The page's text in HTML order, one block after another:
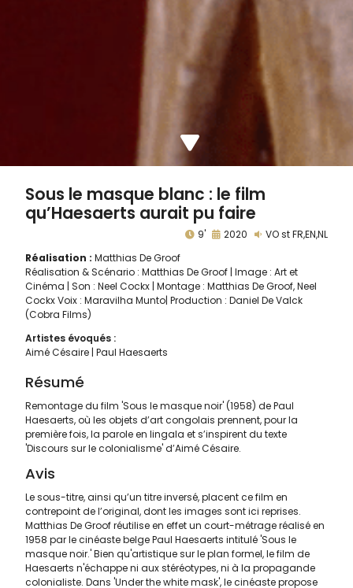
Artistes évoqués :
Aimé Césaire Paul Haesaerts
Sous le masque blanc : le film
qu’Haesaerts aurait pu faire
9' 2020
VO st FR,EN,NL
Réalisation : Matthias De Groof
Réalisation & Scénario : Matthias De Groof | Image : Art et
Cinéma | Son : Neel Cockx | Montage : Matthias De Groof, Neel
Cockx Voix : Maravilha Munto| Production : Daniel De Valck
(Cobra Films)
Résumé
Remontage du film 'Sous le masque noir' (1958) de Paul
Haesaerts, où les objets d’art congolais prennent, pour la
première fois, la parole en lingala et s’inspirent du texte
'Discours sur le colonialisme' d’Aimé Césaire.
Avis
Le sous-titre, ainsi qu’un titre inversé, placent ce film en
contrepoint de l’original, dont les images sont ici reprises.
Matthias De Groof réutilise en effet un court-métrage réalisé en
1958 par le cinéaste belge Paul Haesaerts intitulé 'Sous le
masque noir.' Bien qu'artistique sur le plan formel, le film de
Haesaerts n'échappe ni aux stéréotypes, ni à la propagande
colonialiste. Dans 'Under the white mask', le cinéaste propose